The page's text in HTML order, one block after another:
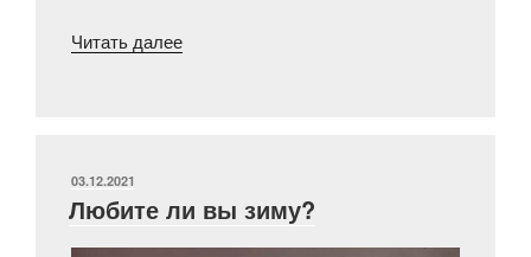
Читать далее««…
ОПУБЛИКОВАНО
03.12.2021
Любите ли вы зиму?